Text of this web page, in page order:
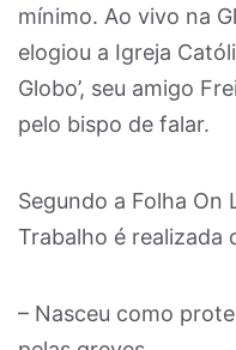
mínimo. Ao vivo na
elogiou a Igreja
Globo’, seu amigo
pelo bispo de falar.
Segundo a Folha On
Trabalho é realizada
– Nasceu como